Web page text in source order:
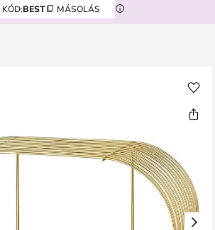
KÓD:BEST MÁSOLÁS